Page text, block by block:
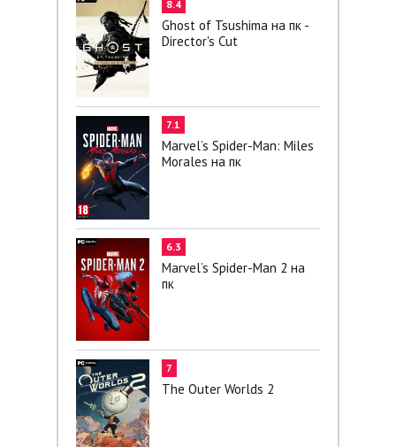
8.4
Ghost of Tsushima на пк -
Director's Cut
7.1
Marvel’s Spider-Man: Miles
Morales на пк
6.3
Marvel’s Spider-Man 2 на
пк
7
The Outer Worlds 2